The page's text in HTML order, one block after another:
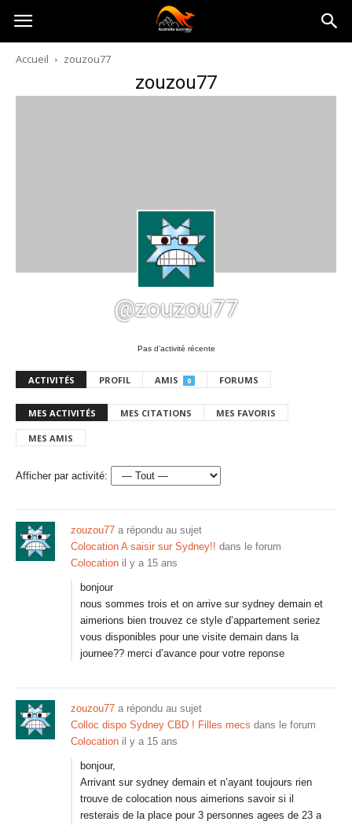
Australia-
australie.com
Accueil zouzou77
zouzou77
@zouzou77
Pas d’activité récente
ACTIVITÉS PROFIL AMIS 0 FORUMS
MES ACTIVITÉS MES CITATIONS MES FAVORIS
MES AMIS
Afficher par activité:
zouzou77 a répondu au sujet
Colocation A saisir sur Sydney!! dans le forum
Colocation il y a 15 ans
bonjour
nous sommes trois et on arrive sur sydney demain et
aimerions bien trouvez ce style d’appartement seriez
vous disponibles pour une visite demain dans la
journee?? merci d’avance pour votre reponse
zouzou77 a répondu au sujet
Colloc dispo Sydney CBD ! Filles mecs dans le forum
Colocation il y a 15 ans
bonjour,
Arrivant sur sydney demain et n’ayant toujours rien
trouve de colocation nous aimerions savoir si il
resterais de la place pour 3 personnes agees de 23 a